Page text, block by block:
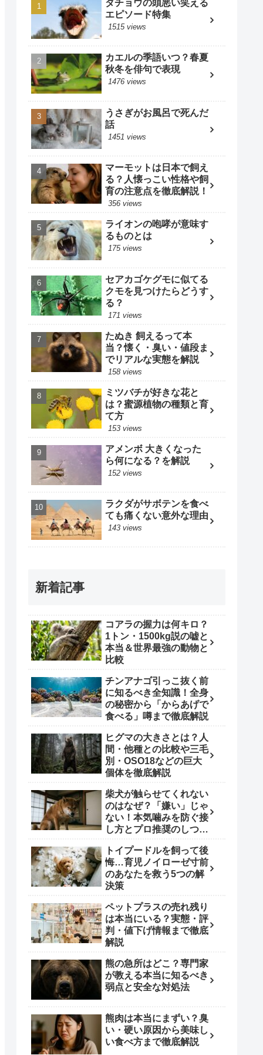
ダチョウの頭悪い笑える
エピソード特集
1515 views
カエルの季語いつ？春夏
秋冬を俳句で表現
1476 views
うさぎがお風呂で死んだ
話
1451 views
マーモットは日本で飼え
る？人懐っこい性格や飼
育の注意点を徹底解説！
356 views
ライオンの咆哮が意味す
るものとは
175 views
セアカゴケグモに似てる
クモを見つけたらどうす
る？
171 views
たぬき 飼えるって本
当？懐く・臭い・値段ま
でリアルな実態を解説
158 views
ミツバチが好きな花と
は？蜜源植物の種類と育
て方
153 views
アメンボ 大きくなった
ら何になる？を解説
152 views
ラクダがサボテンを食べ
ても痛くない意外な理由
143 views
新着記事
コアラの握力は何キロ？
1トン・1500kg説の嘘と
本当＆世界最強の動物と
比較
チンアナゴ引っこ抜く前
に知るべき全知識！全身
の秘密から「からあげで
食べる」噂まで徹底解説
ヒグマの大きさとは？人
間・他種との比較や三毛
別・OSO18などの巨大
個体を徹底解説
柴犬が触らせてくれない
のはなぜ？「嫌い」じゃ
ない！本気噛みを防ぐ接
し方とプロ推奨のしつけ
トイプードルを飼って後
悔…育児ノイローゼ寸前
のあなたを救う5つの解
決策
ペットプラスの売れ残り
は本当にいる？実態・評
判・値下げ情報まで徹底
解説
熊の急所はどこ？専門家
が教える本当に知るべき
弱点と安全な対処法
熊肉は本当にまずい？臭
い・硬い原因から美味し
い食べ方まで徹底解説